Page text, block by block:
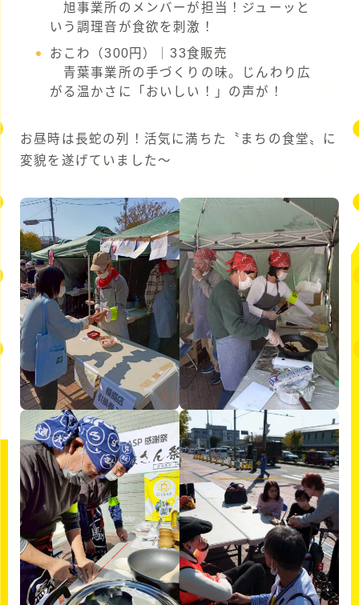
旭事業所のメンバーが担当！ジューッと
いう調理音が食欲を刺激！
おこわ（300円）｜33食販売
青葉事業所の手づくりの味。じんわり広
がる温かさに「おいしい！」の声が！
お昼時は長蛇の列！活気に満ちた〝まちの食堂〟に
変貌を遂げていました～